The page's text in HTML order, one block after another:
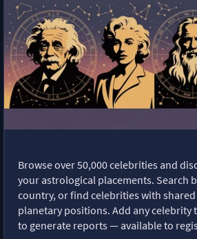
Browse over 50,000 celebrities and
your astrological placements. Search
country, or find celebrities with shared
planetary positions. Add any
to generate reports — available to